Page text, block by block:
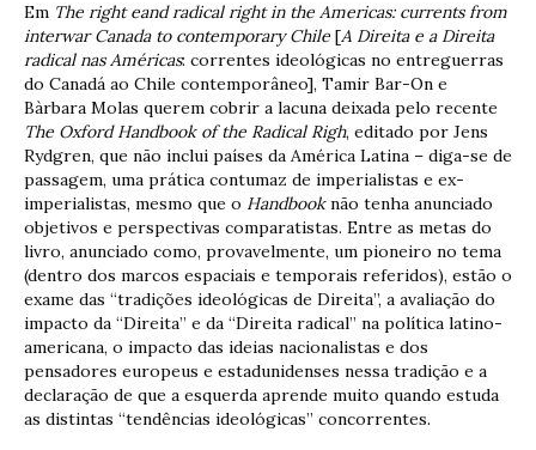
Em The right eand radical right in the Americas: currents from
interwar Canada to contemporary Chile [A Direita e a Direita
radical nas Américas: correntes ideológicas no entreguerras
do Canadá ao Chile contemporâneo], Tamir Bar-On e
Bàrbara Molas querem cobrir a lacuna deixada pelo recente
The Oxford Handbook of the Radical Righ, editado por Jens
Rydgren, que não inclui países da América Latina – diga-se de
passagem, uma prática contumaz de imperialistas e ex-
imperialistas, mesmo que o Handbooknão tenha anunciado
objetivos e perspectivas comparatistas. Entre as metas do
livro, anunciado como, provavelmente, um pioneiro no tema
(dentro dos marcos espaciais e temporais referidos), estão o
exame das “tradições ideológicas de Direita”, a avaliação do
impacto da “Direita” e da “Direita radical” na política latino-
americana, o impacto das ideias nacionalistas e dos
pensadores europeus e estadunidenses nessa tradição e a
declaração de que a esquerda aprende muito quando estuda
as distintas “tendências ideológicas” concorrentes.